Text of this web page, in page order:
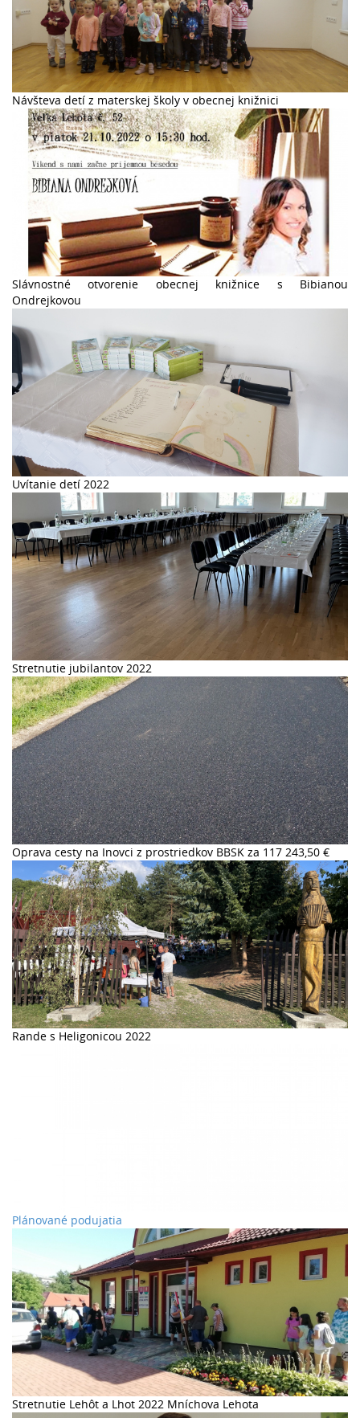
Návšteva detí z materskej školy v obecnej knižnici
Slávnostné otvorenie obecnej knižnice s Bibianou
Ondrejkovou
Uvítanie detí 2022
Stretnutie jubilantov 2022
Oprava cesty na Inovci z prostriedkov BBSK za 117 243,50 €
Rande s Heligonicou 2022
Plánované podujatia
Stretnutie Lehôt a Lhot 2022 Mníchova Lehota